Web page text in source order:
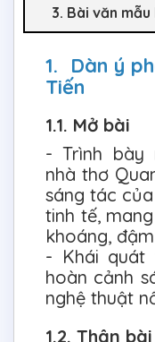
3. Bài văn
1. Dàn ý
Tiến
1.1. Mở bài
- Trình bày
nhà thơ
sáng tác
tinh tế,
khoáng,
- Khái quát
hoàn cảnh
nghệ thuật
1.2. Thân bài